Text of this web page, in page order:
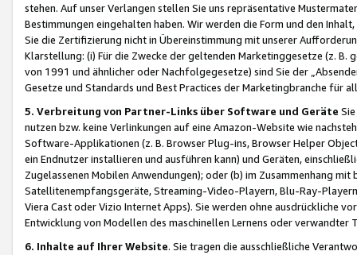
stehen. Auf unser Verlangen stellen Sie uns repräsentative
Bestimmungen eingehalten haben. Wir werden die Form und den
Sie die Zertifizierung nicht in Übereinstimmung mit unserer
Klarstellung: (i) Für die Zwecke der geltenden Marketinggesetze (z. B.
von 1991 und ähnlicher oder Nachfolgegesetze) sind Sie der
Gesetze und Standards und Best Practices der Marketingbranche für
5. Verbreitung von Partner-Links über Software und Geräte
nutzen bzw. keine Verlinkungen auf eine Amazon-Website wie
Software-Applikationen (z. B. Browser Plug-ins, Browser Helper
ein Endnutzer installieren und ausführen kann) und Geräten,
Zugelassenen Mobilen Anwendungen); oder (b) im Zusammenhang
Satellitenempfangsgeräte, Streaming-Video-Playern, Blu-Ray-
Viera Cast oder Vizio Internet Apps). Sie werden ohne ausdrückliche
Entwicklung von Modellen des maschinellen Lernens oder
6. Inhalte auf Ihrer Website. Sie tragen die ausschließliche